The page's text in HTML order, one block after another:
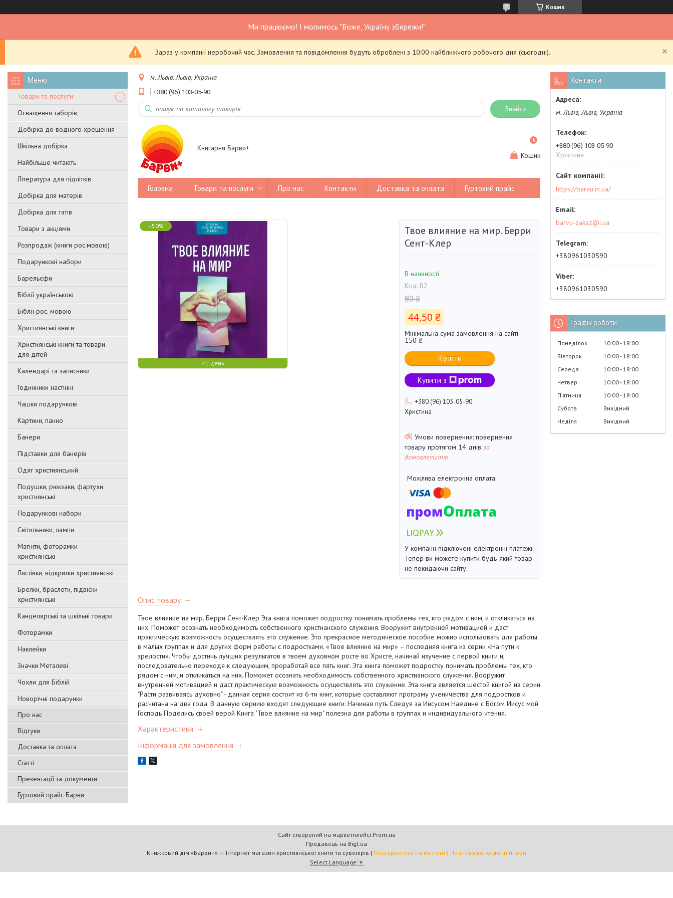
Кошик
Ми працюємо! І молимось "Боже, Україну збережи!"
Зараз у компанії неробочий час. Замовлення та повідомлення будуть оброблені з 10:00 найближчого робочого дня (сьогодні).
Товари та послуги
Оснащення таборів
Добірка до водного хрещення
Шкільна добірка
Найбільше читають
Література для підлітків
Добірка для матерів
Добірка для татів
Товари з акціями
Розпродаж (книги рос.мовою)
Подарункові набори
Барельєфи
Біблії українською
Біблії рос. мовою
Християнські книги
Християнські книги та товари
для дітей
Календарі та записники
Годинники настінні
Чашки подарункові
Картини, панно
Банери
Підставки для банерів
Одяг християнський
Подушки, рюкзаки, фартухи
християнські
Подарункові набори
Світильники, лампи
Магніти, фоторамки
християнські
Листівки, відкритки християнські
Брелки, браслети, підвіски
християнські
Канцелярські та шкільні товари
Фоторамки
Наклейки
Значки Металеві
Чохли для Біблій
Новорічні подарунки
Про нас
Відгуки
Доставка та оплата
Статті
Презентації та документи
Гуртовий прайс Барви
м. Львів, Львів, Україна
+380 (96) 103-05-90
Знайти
Книгарня Барви+
Кошик
Головна Товари та послуги Про нас Контакти Доставка та оплата Гуртовий прайс
–50%
41 день
Твое влияние на мир. Берри
Сент-Клер
В наявності
Код: В2
89 ₴
44,50 ₴
Мінімальна сума замовлення на сайті —
150 ₴
Купити
Купити з
+380 (96) 103-05-90
Христина
повернення
товару протягом 14 днів за
домовленістю
У компанії підключені електронні платежі.
Тепер ви можете купити будь-який товар
не покидаючи сайту.
Опис товару
Твое влияние на мир. Берри Сент-Клер Эта книга поможет подростку понимать проблемы тех, кто рядом с ним, и откликаться на
них. Поможет осознать необходимость собственного христианского служения. Вооружит внутренней мотивацией и даст
практическую возможность осуществлять это служение. Это прекрасное методическое пособие можно использовать для работы
в малых группах и для других форм работы с подростками. «Твое влияние на мир» – последняя книга из серии «На пути к
зрелости». Чтобы достичь лучших результатов в твоем духовном росте во Христе, начинай изучение с первой книги и,
последовательно переходя к следующим, проработай все пять книг. Эта книга поможет подростку понимать проблемы тех, кто
рядом с ним, и откликаться на них. Поможет осознать необходимость собственного христианского служения. Вооружит
внутренней мотивацией и даст практическую возможность осуществлять это служение. Эта книга является шестой книгой из серии
"Расти развиваясь духовно" - данная серия состоит из 6-ти книг, которые составляют програму ученичества для подростков и
расчитана на два года. В данную сериию входят следующие книги: Начиная путь Следуя за Иисусом Наедине с Богом Иисус мой
Господь Поделись своей верой Книга "Твое влияние на мир" полезна для работы в группах и индивидуального чтения.
Характеристики
Інформація для замовлення
Контакти
м. Львів, Львів, Україна
+380 (96) 103-05-90
Христина
https://barvu.in.ua/
barvu-zakaz@i.ua
+380961030590
+380961030590
Графік роботи
Понеділок 10:00 18:00
Вівторок
10:00 18:00
Середа
10:00 18:00
Четвер
10:00 18:00
Пʼятниця
10:00 18:00
Субота
Вихідний
Неділя
Вихідний
Сайт створений на маркетплейсі Prom.ua
Продавець на Bigl.ua
Книжковий дім «Барви+» — Інтернет магазин християнської книги та сувенірів | Поскаржитися на контент | Політика конфіденційності
Select Language ▼